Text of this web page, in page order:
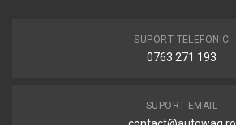
SUPORT TELEFONIC
0763 271 193
SUPORT EMAIL